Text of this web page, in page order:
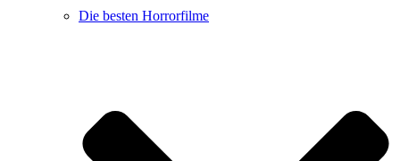
Die besten Horrorfilme